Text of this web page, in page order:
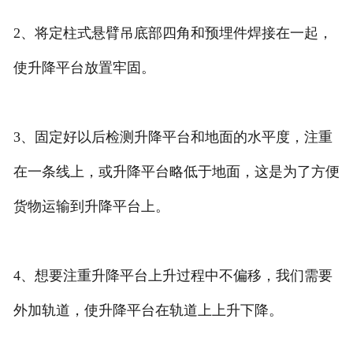
2、将定柱式悬臂吊底部四角和预埋件焊接在一起，
使升降平台放置牢固。
3、固定好以后检测升降平台和地面的水平度，注重
在一条线上，或升降平台略低于地面，这是为了方便
货物运输到升降平台上。
4、想要注重升降平台上升过程中不偏移，我们需要
外加轨道，使升降平台在轨道上上升下降。